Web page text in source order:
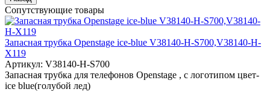
Сопутствующие товары
Запасная трубка Openstage ice-blue V38140-H-S700,V38140-H-
X119
Артикул: V38140-H-S700
Запасная трубка для телефонов Openstage , c логотипом цвет-
ice blue(голубой лед)